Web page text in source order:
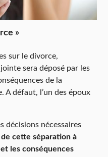
»
sur le divorce,
sera déposé par les
de la
A défaut, l’un des époux
décisions nécessaires
de cette séparation à
les conséquences